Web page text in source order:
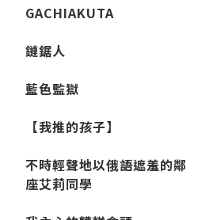
GACHIAKUTA
鏈鋸人
藍色監獄
【我推的孩子】
不時輕聲地以俄語遮羞的鄰
座艾莉同學